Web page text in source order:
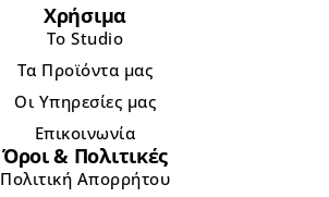
Χρήσιμα
Το Studio
Τα Προϊόντα μας
Οι Υπηρεσίες μας
Επικοινωνία
Όροι & Πολιτικές
Πολιτική Απορρήτου